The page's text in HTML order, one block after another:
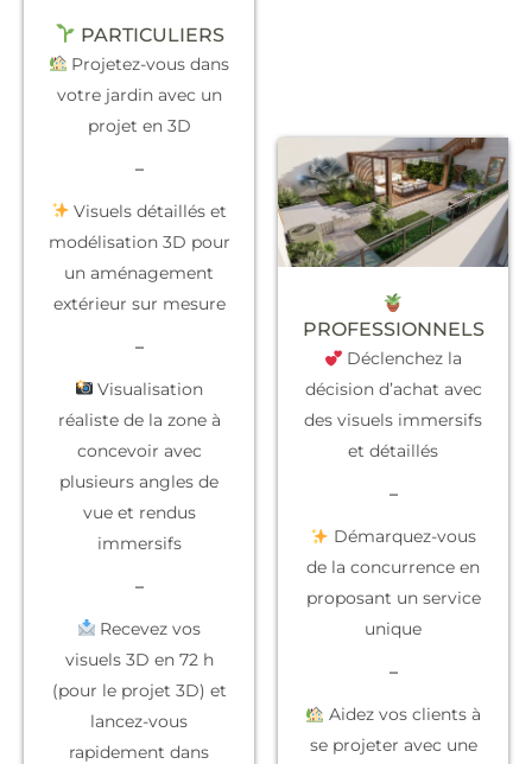
PARTICULIERS
Projetez-vous dans
votre jardin avec un
projet en 3D
–
Visuels détaillés et
modélisation 3D pour
un aménagement
extérieur sur mesure
–
Visualisation
réaliste de la zone à
concevoir avec
plusieurs angles de
vue et rendus
immersifs
–
Recevez vos
visuels 3D en 72 h
(pour le projet 3D) et
lancez-vous
rapidement dans
PROFESSIONNELS
Déclenchez la
décision d’achat avec
des visuels immersifs
et détaillés
–
Démarquez-vous
de la concurrence en
proposant un service
unique
–
Aidez vos clients à
se projeter avec une